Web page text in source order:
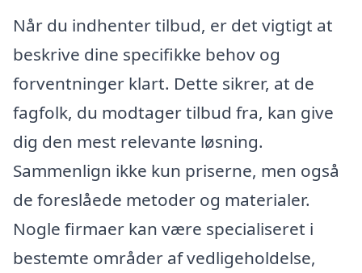
Når du indhenter tilbud, er det vigtigt at
beskrive dine specifikke behov og
forventninger klart. Dette sikrer, at de
fagfolk, du modtager tilbud fra, kan give
dig den mest relevante løsning.
Sammenlign ikke kun priserne, men også
de foreslåede metoder og materialer.
Nogle firmaer kan være specialiseret i
bestemte områder af vedligeholdelse,